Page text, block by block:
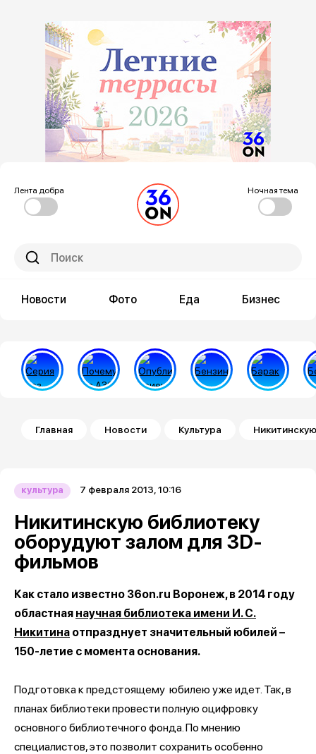
Лента добра Ночная тема
Новости Фото Еда Бизнес
Строка навигации
Главная Новости Культура
культура 7 февраля 2013, 10:16
Никитинскую библиотеку
оборудуют залом для 3D-
фильмов
Как стало известно 36on.ru Воронеж, в 2014 году
областная научная библиотека имени И. С.
Никитина отпразднует значительный юбилей –
150-летие с момента основания.
Подготовка к предстоящему юбилею уже идет. Так, в
планах библиотеки провести полную оцифровку
основного библиотечного фонда. По мнению
специалистов, это позволит сохранить особенно